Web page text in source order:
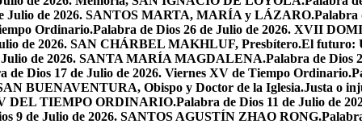
Julio de 2026. SANTOS MARTA, MARÍA y LÁZARO.Palabra
Ordinario.Palabra de Dios 26 de Julio de 2026. XVII
de 2026. SAN CHÁRBEL MAKHLUF, Presbítero.El futuro:
Julio de 2026. SANTA MARÍA MAGDALENA.Palabra de Dios
de Dios 17 de Julio de 2026. Viernes XV de Tiempo Ordinario.
BUENAVENTURA, Obispo y Doctor de la Iglesia.Justa o
DEL TIEMPO ORDINARIO.Palabra de Dios 11 de Julio de
9 de Julio de 2026. SANTOS AGUSTÍN ZHAO RONG.